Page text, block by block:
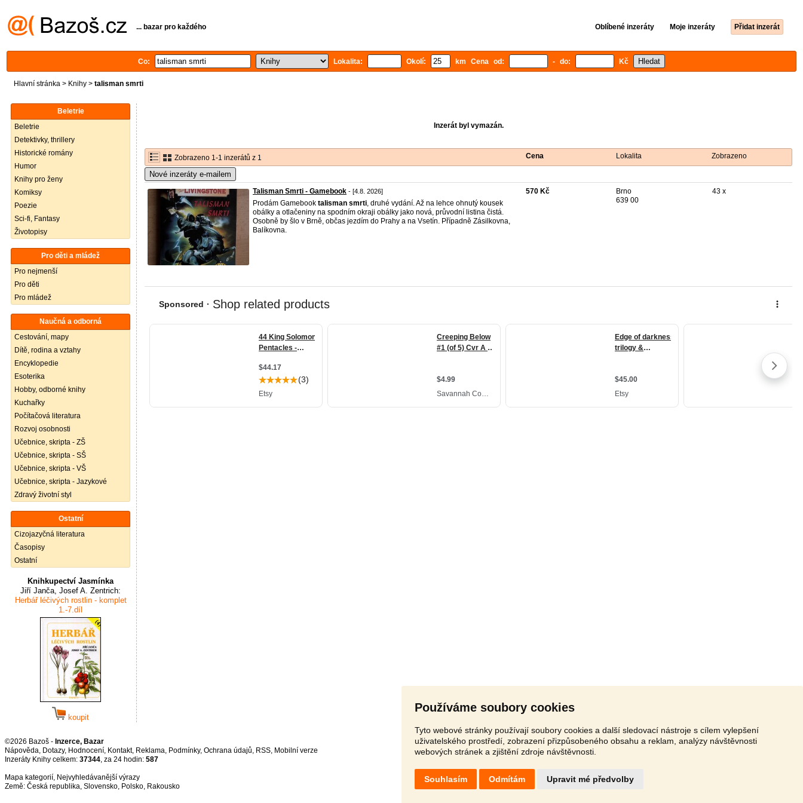
Používáme soubory cookies
Tyto webové stránky používají soubory cookies a další sledovací nástroje s cílem vylepšení
uživatelského prostředí, zobrazení přizpůsobeného obsahu a reklam, analýzy návštěvnosti
webových stránek a zjištění zdroje návštěvnosti.
Souhlasím Odmítám Upravit mé předvolby
... bazar pro každého Oblíbené inzeráty Moje inzeráty Přidat inzerát
Co: Lokalita: Okolí: km Cena od: - do: Kč
Hlavní stránka > Knihy > talisman smrti
Beletrie
Beletrie
Detektivky, thrillery
Historické romány
Humor
Knihy pro ženy
Komiksy
Poezie
Sci-fi, Fantasy
Životopisy
Pro děti a mládež
Pro nejmenší
Pro děti
Pro mládež
Naučná a odborná
Cestování, mapy
Dítě, rodina a vztahy
Encyklopedie
Esoterika
Hobby, odborné knihy
Kuchařky
Počítačová literatura
Rozvoj osobnosti
Učebnice, skripta - ZŠ
Učebnice, skripta - SŠ
Učebnice, skripta - VŠ
Učebnice, skripta - Jazykové
Zdravý životní styl
Ostatní
Cizojazyčná literatura
Časopisy
Ostatní
Knihkupectví Jasmínka
Jiří Janča, Josef A. Zentrich:
Herbář léčivých rostlin - komplet
1.-7.díl
koupit
Inzerát byl vymazán.
Zobrazeno 1-1 inzerátů z 1 Cena Lokalita Zobrazeno
Nové inzeráty e-mailem
Talisman Smrti - Gamebook - [4.8. 2026]
Prodám Gamebook talisman smrti, druhé vydání. Až na lehce ohnutý kousek
obálky a otlačeniny na spodním okraji obálky jako nová, průvodní listina čistá.
Osobně by šlo v Brně, občas jezdím do Prahy a na Vsetín. Případně Zásilkovna,
Balíkovna.
570 Kč
Brno
639 00
43 x
©2026 Bazoš - Inzerce, Bazar
Nápověda, Dotazy, Hodnocení, Kontakt, Reklama, Podmínky, Ochrana údajů, RSS,
Inzeráty Knihy celkem: 37344, za 24 hodin: 587
Mapa kategorií, Nejvyhledávanější výrazy
Země: Česká republika, Slovensko, Polsko, Rakousko